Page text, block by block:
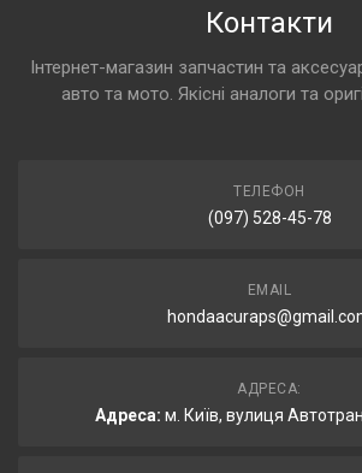
Контакти
Інтернет-магазин запчастин та
авто та мото. Якісні аналоги та
ТЕЛЕФОН
(097) 528-45-78
EMAIL
АДРЕСА:
Адреса: м. Київ, вулиця